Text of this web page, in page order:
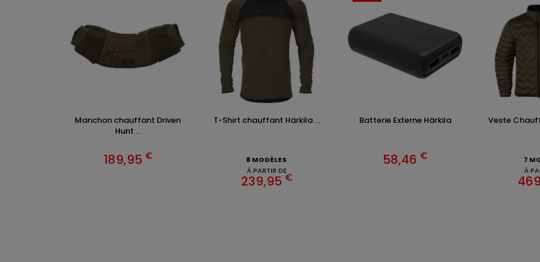
Manchon chauffant Driven
Hunt ...
189,95 €
T-Shirt chauffant Härkila ...
8 MODÈLES
À PARTIR DE
239,95 €
Batterie Externe Härkila
58,46 €
Veste
7
À